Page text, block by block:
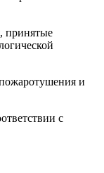
принятые
и
с